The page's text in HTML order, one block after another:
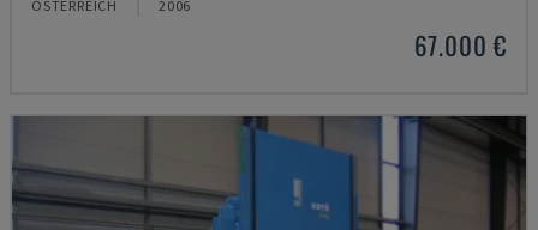
ÖSTERREICH 2006
67.000 €